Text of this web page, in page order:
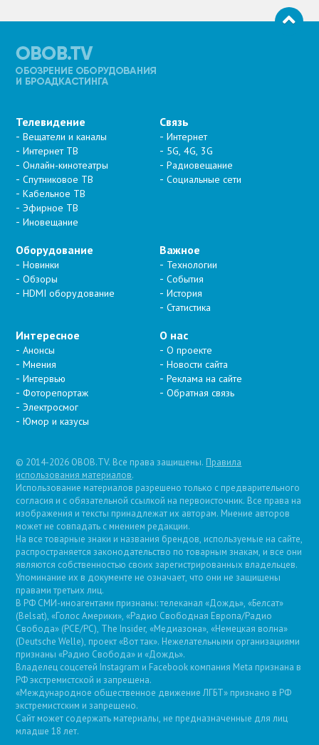
Телевидение
Вещатели и каналы
Интернет ТВ
Онлайн-кинотеатры
Спутниковое ТВ
Кабельное ТВ
Эфирное ТВ
Иновещание
Связь
Интернет
5G, 4G, 3G
Радиовещание
Социальные сети
Оборудование
Новинки
Обзоры
HDMI оборудование
Важное
Технологии
События
История
Статистика
Интересное
Анонсы
Мнения
Интервью
Фоторепортаж
Электросмог
Юмор и казусы
О нас
О проекте
Новости сайта
Реклама на сайте
Обратная связь
© 2014-2026 OBOB.TV. Все права защищены. Правила
использования материалов.
Использование материалов разрешено только с предварительного
согласия и с обязательной ссылкой на первоисточник. Все права на
изображения и тексты принадлежат их авторам. Мнение авторов
может не совпадать с мнением редакции.
На все товарные знаки и названия брендов, используемые на сайте,
распространяется законодательство по товарным знакам, и все они
являются собственностью своих зарегистрированных владельцев.
Упоминание их в документе не означает, что они не защищены
правами третьих лиц.
В РФ СМИ-иноагентами признаны: телеканал «Дождь», «Белсат»
(Belsat), «Голос Америки», «Радио Свободная Европа/Радио
Свобода» (PCE/PC), The Insider, «Медиазона», «Немецкая волна»
(Deutsche Welle), проект «Вот так». Нежелательными организациями
признаны «Радио Свобода» и «Дождь».
Владелец соцсетей Instagram и Facebook компания Metа признана в
РФ экстремистской и запрещена.
«Международное общественное движение ЛГБТ» признано в РФ
экстремистским и запрещено.
Сайт может содержать материалы, не предназначенные для лиц
младше 18 лет.